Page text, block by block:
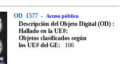
OD 1577 - Acceso público
Descripción del Objeto Digital (OD) :
Hallado en la UE#:
Objetos clasificados según
los UE# del GE:
106